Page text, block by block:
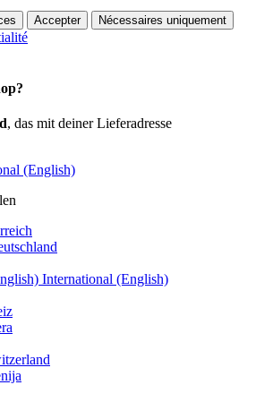
Accepter Nécessaires uniquement
, das mit deiner Lieferadresse
(English)
International (English)